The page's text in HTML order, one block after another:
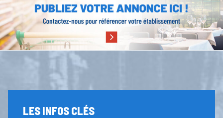
LES INFOS CLÉS